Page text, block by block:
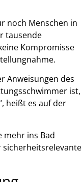
noch Menschen in
tausende
Kompromisse
Anweisungen des
ist,
heißt es auf der
mehr ins Bad
sicherheitsrelevante